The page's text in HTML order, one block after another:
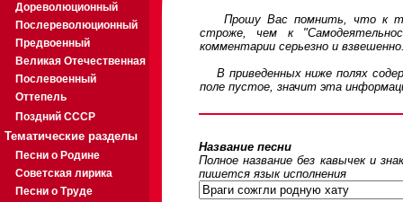
Дореволюционный
Послереволюционный
Предвоенный
Великая Отечественная
Послевоенный
Оттепель
Поздний СССР
Тематические разделы
Песни о Родине
Советская лирика
Песни о Труде
Прошу Вас помнить, что к
строже, чем к
комментарии серьезно и
В приведенных ниже полях
поле пустое, значит эта
Название песни
Полное название без кавычек и
пишется язык исполнения